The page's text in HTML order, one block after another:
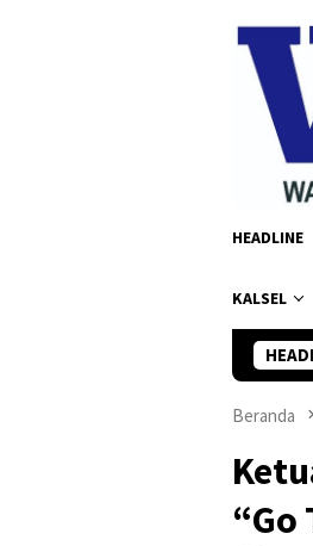
HEADLINE
KALSEL
DPRD dan Dinas PUPR
Beranda
“Go